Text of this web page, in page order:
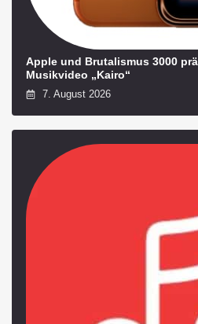
Apple und Brutalismus 3000
Musikvideo „Kairo“
7. August 2026